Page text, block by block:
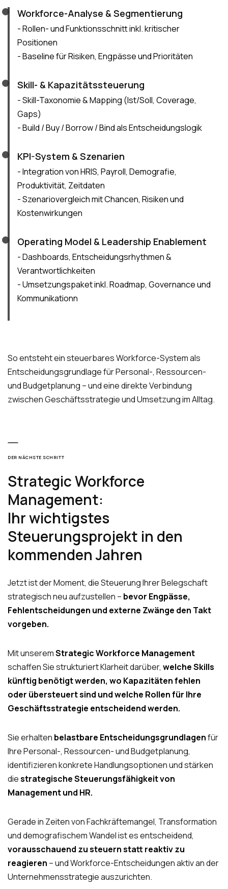
Workforce-Analyse & Segmentierung
- Rollen- und Funktionsschnitt inkl. kritischer
Positionen
- Baseline für Risiken, Engpässe und Prioritäten
Skill- & Kapazitätssteuerung
- Skill-Taxonomie & Mapping (Ist/Soll, Coverage,
Gaps)
- Build / Buy / Borrow / Bind als Entscheidungslogik
KPI-System & Szenarien
- Integration von HRIS, Payroll, Demografie,
Produktivität, Zeitdaten
- Szenariovergleich mit Chancen, Risiken und
Kostenwirkungen
Operating Model & Leadership Enablement
- Dashboards, Entscheidungsrhythmen &
Verantwortlichkeiten
- Umsetzungspaket inkl. Roadmap, Governance und
Kommunikationn
So entsteht ein steuerbares Workforce-System als
Entscheidungsgrundlage für Personal-, Ressourcen-
und Budgetplanung – und eine direkte Verbindung
zwischen Geschäftsstrategie und Umsetzung im Alltag.
DER NÄCHSTE SCHRITT
Strategic Workforce
Management:
Ihr wichtigstes
Steuerungsprojekt in den
kommenden Jahren
Jetzt ist der Moment, die Steuerung Ihrer Belegschaft
strategisch neu aufzustellen – bevor Engpässe,
Fehlentscheidungen und externe Zwänge den Takt
vorgeben.
Mit unseremStrategic Workforce Management
schaffen Sie strukturiert Klarheit darüber, welche Skills
künftig benötigt werden, wo Kapazitäten fehlen
oder übersteuert sind und welche Rollen für Ihre
Geschäftsstrategie entscheidend werden.
Sie erhalten belastbare Entscheidungsgrundlagenfür
Ihre Personal-, Ressourcen- und Budgetplanung,
identifizieren konkrete Handlungsoptionen und stärken
diestrategische Steuerungsfähigkeit von
Management und HR.
Gerade in Zeiten von Fachkräftemangel, Transformation
und demografischem Wandel ist es entscheidend,
vorausschauend zu steuern statt reaktiv zu
reagieren – und Workforce-Entscheidungen aktiv an der
Unternehmensstrategie auszurichten.